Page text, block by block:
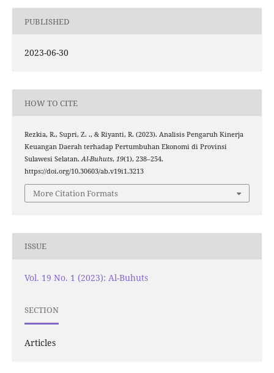
PUBLISHED
2023-06-30
HOW TO CITE
Rezkia, R., Supri, Z. ., & Riyanti, R. (2023). Analisis Pengaruh Kinerja
Keuangan Daerah terhadap Pertumbuhan Ekonomi di Provinsi
Sulawesi Selatan.Al-Buhuts, 19(1), 238–254.
https://doi.org/10.30603/ab.v19i1.3213
More Citation Formats
ISSUE
Vol. 19 No. 1 (2023): Al-Buhuts
SECTION
Articles